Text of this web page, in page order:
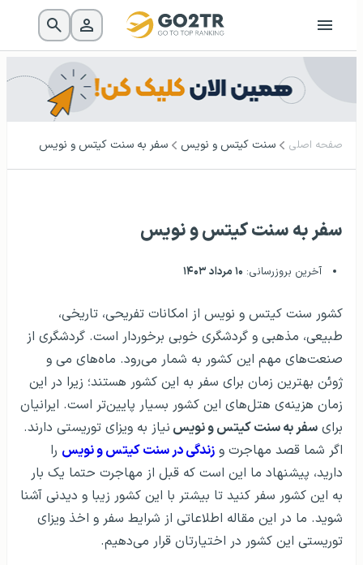
صفحه اصلی سنت کیتس و نویس سفر به سنت کیتس و نویس
سفر به سنت کیتس و نویس
آخرین بروزرسانی: ۱۰ مرداد ۱۴۰۳
کشور سنت کیتس و نویس از امکانات تفریحی، تاریخی،
طبیعی، مذهبی و گردشگری خوبی برخوردار است. گردشگری از
صنعت‌های مهم این کشور به شمار می‌رود. ماه‌های می و
ژوئن بهترین زمان برای سفر به این کشور هستند؛ زیرا در این
زمان هزینه‌ی هتل‌های این کشور بسیار پایین‌تر است. ایرانیان
برای سفر به سنت کیتس و نویس نیاز به ویزای توریستی دارند.
اگر شما قصد مهاجرت و زندگی در سنت کیتس و نویس را
دارید، پیشنهاد ما این است که قبل از مهاجرت حتما یک بار
به این کشور سفر کنید تا بیشتر با این کشور زیبا و دیدنی آشنا
شوید. ما در این مقاله اطلاعاتی از شرایط سفر و اخذ ویزای
توریستی این کشور در اختیارتان قرار می‌دهیم.